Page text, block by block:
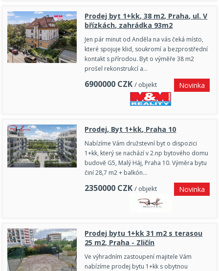
Prodej byt 1+kk, 38 m2, Praha, ul. V
břízkách, zahrádka 93m2
Jen pár minut od Anděla na vás čeká místo,
které spojuje klid, soukromí a bezprostřední
kontakt s přírodou. Byt o výměře 38 m2
prošel rekonstrukcí a…
6900000 CZK / objekt Novinka
Prodej, Byt 1+kk, Praha 10
Nabízíme Vám družstevní byt o dispozici
1+kk, který se nachází v 2.np bytového domu
budově G5, Malý Háj, Praha 10. Výměra bytu
činí 28,7 m2 + balkón…
2350000 CZK / objekt Novinka
Prodej bytu 1+kk 31 m2 s terasou
25 m2, Praha - Zličín
Ve výhradním zastoupení majitele Vám
nabízíme prodej bytu 1+kk s obytnou